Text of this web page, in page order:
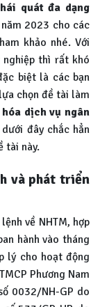
quát đa dạng
2023 cho các
khảo nhé. Với
nghiệp thì rất khó
biệt là các bạn
chọn đề tài làm
dịch vụ ngân
dưới đây chắc hẳn
tài này.
và phát triển
về NHTM, hợp
hành vào tháng
lý cho hoạt động
Phương Nam
0032/NH-GP do